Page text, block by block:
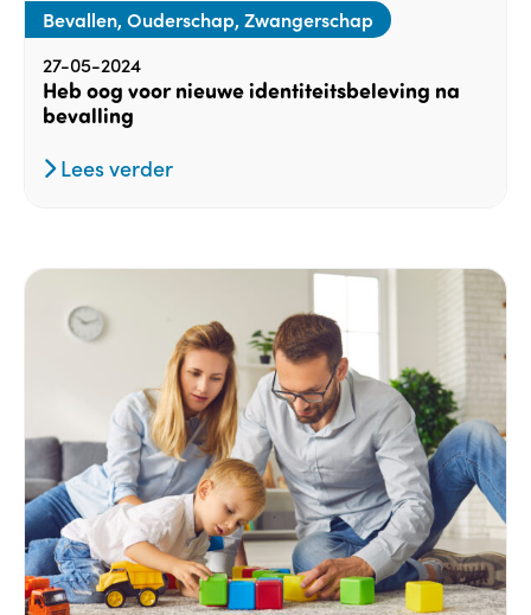
Bevallen, Ouderschap, Zwangerschap
27-05-2024
Heb oog voor nieuwe identiteitsbeleving na
bevalling
Lees verder